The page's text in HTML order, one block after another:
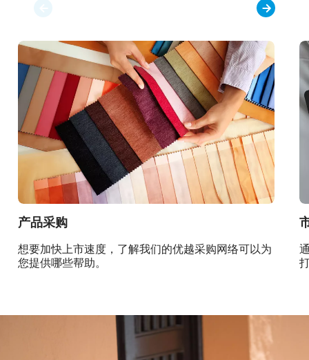
产品采购
想要加快上市速度，了解我们的优越采购网络可以为
您提供哪些帮助。